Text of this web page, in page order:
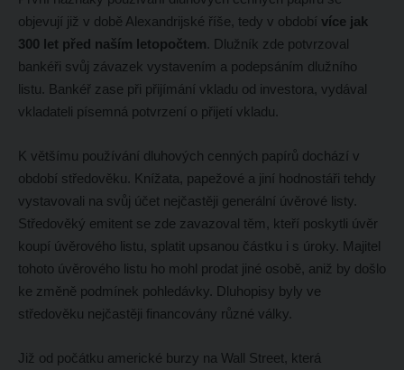
objevují již v době Alexandrijské říše, tedy v období více jak
300 let před naším letopočtem. Dlužník zde potvrzoval
bankéři svůj závazek vystavením a podepsáním dlužního
listu. Bankéř zase při přijímání vkladu od investora, vydával
vkladateli písemná potvrzení o přijetí vkladu.
K většímu používání dluhových cenných papírů dochází v
období středověku. Knížata, papežové a jiní hodnostáři tehdy
vystavovali na svůj účet nejčastěji generální úvěrové listy.
Středověký emitent se zde zavazoval těm, kteří poskytli úvěr
koupí úvěrového listu, splatit upsanou částku i s úroky. Majitel
tohoto úvěrového listu ho mohl prodat jiné osobě, aniž by došlo
ke změně podmínek pohledávky. Dluhopisy byly ve
středověku nejčastěji financovány různé války.
Již od počátku americké burzy na Wall Street, která